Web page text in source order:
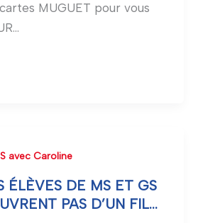
MUGUET pour vous
avec Caroline
ÉLÈVES DE MS ET GS
PAS D’UN FIL…